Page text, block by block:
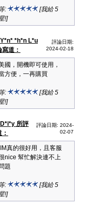
:
[我給 5
!]
*h*n L*u
道：
評論日期:
2024-02-18
國，開機即可使用，
方便，一再購買
:
[我給 5
!]
所評
評論日期: 2024-
02-07
真的很好用，且客服
nice 幫忙解決連不上
題
:
[我給 5
!]